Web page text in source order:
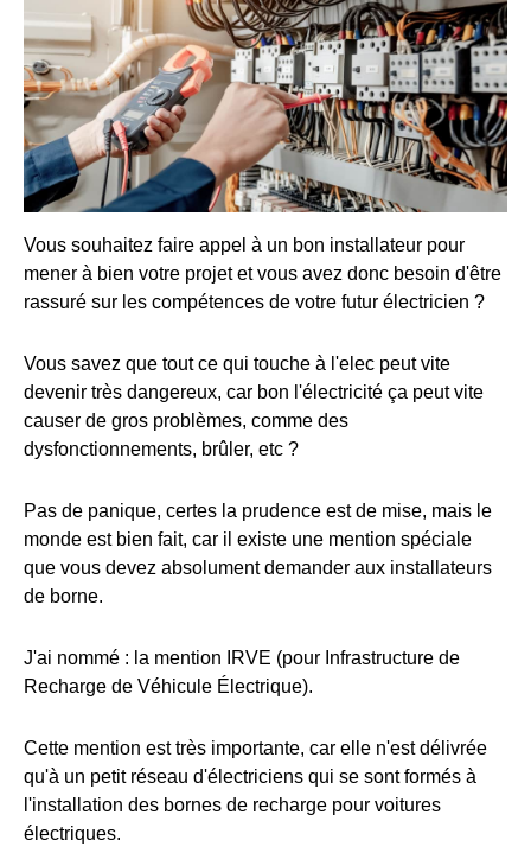
Vous souhaitez faire appel à un bon installateur pour
mener à bien votre projet et vous avez donc besoin d'être
rassuré sur les compétences de votre futur électricien ?
Vous savez que tout ce qui touche à l'elec peut vite
devenir très dangereux, car bon l'électricité ça peut vite
causer de gros problèmes, comme des
dysfonctionnements, brûler, etc ?
Pas de panique, certes la prudence est de mise, mais le
monde est bien fait, car il existe une mention spéciale
que vous devez absolument demander aux installateurs
de borne.
J'ai nommé : la mention IRVE (pour Infrastructure de
Recharge de Véhicule Électrique).
Cette mention est très importante, car elle n'est délivrée
qu'à un petit réseau d'électriciens qui se sont formés à
l'installation des bornes de recharge pour voitures
électriques.